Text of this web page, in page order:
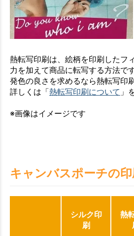
熱転写印刷は、絵柄を印刷したフ
力を加えて商品に転写する方法です
発色の良さを求めるなら熱転写印
詳しくは「熱転写印刷について 」
※画像はイメージです
キャンバスポーチの
シルク印
刷
熱